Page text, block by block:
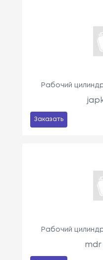
Рабочий
Заказать
Рабочий
mdr